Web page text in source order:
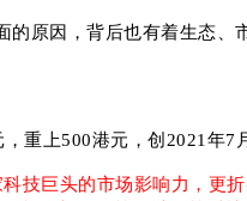
原因，背后也有着生态
重上500港元，创2021年7
技巨头的市场影响力，更